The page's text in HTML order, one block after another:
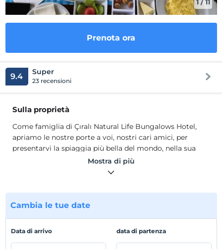
1 /11
Prenota ora
9.4 Super
23 recensioni
Sulla proprietà
Come famiglia di Çıralı Natural Life Bungalows Hotel,
apriamo le nostre porte a voi, nostri cari amici, per
presentarvi la spiaggia più bella del mondo, nella sua
natura incontaminata e unica, nell'aria dove troviamo
pace, qualità, fiducia, pace , il più blu del blu e il più verde
sarai nostro ospite per servirti in un ambiente familiare
con i nostri 10 anni di esperienza e sincerità dal passato
Il nostro unico obiettivo è lasciare voi, nostri cari amici,
lontano dagli ambienti rumorosi e insinceri delle grandi
Mostra di più
Cambia le tue date
Data di arrivo data di partenza